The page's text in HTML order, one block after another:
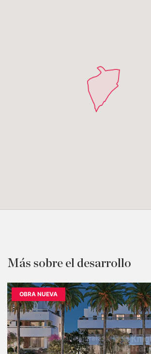
Más sobre el desarrollo
OBRA NUEVA